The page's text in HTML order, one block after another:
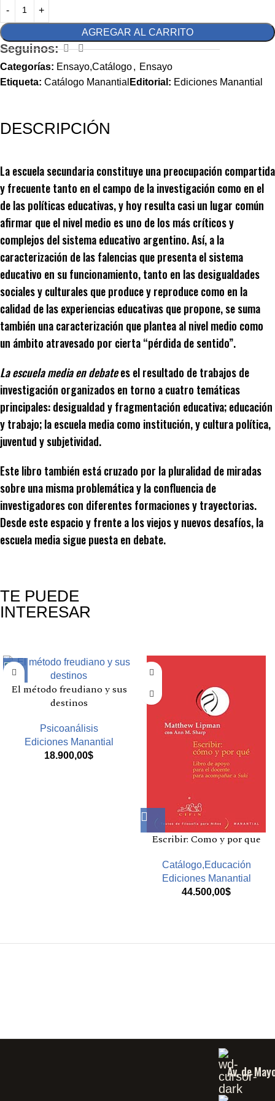
AGREGAR AL CARRITO
Seguinos:
Categorías: Ensayo,Catálogo, Ensayo
Etiqueta: Catálogo Manantial Editorial: Ediciones Manantial
DESCRIPCIÓN
La escuela secundaria constituye una preocupación compartida
y frecuente tanto en el campo de la investigación como en el
de las políticas educativas, y hoy resulta casi un lugar común
afirmar que el nivel medio es uno de los más críticos y
complejos del sistema educativo argentino. Así, a la
caracterización de las falencias que presenta el sistema
educativo en su funcionamiento, tanto en las desigualdades
sociales y culturales que produce y reproduce como en la
calidad de las experiencias educativas que propone, se suma
también una caracterización que plantea al nivel medio como
un ámbito atravesado por cierta “pérdida de sentido”.
La escuela media en debatees el resultado de trabajos de
investigación organizados en torno a cuatro temáticas
principales: desigualdad y fragmentación educativa; educación
y trabajo; la escuela media como institución, y cultura política,
juventud y subjetividad.
Este libro también está cruzado por la pluralidad de miradas
sobre una misma problemática y la confluencia de
investigadores con diferentes formaciones y trayectorias.
Desde este espacio y frente a los viejos y nuevos desafíos, la
escuela media sigue puesta en debate.
TE PUEDE
INTERESAR
El método freudiano y sus
destinos
Psicoanálisis
Ediciones Manantial
18.900,00$
Escribir: Como y por que
Catálogo,Educación
Ediciones Manantial
44.500,00$
Av. de